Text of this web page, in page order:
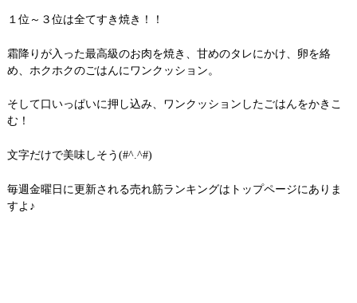
１位～３位は全てすき焼き！！
霜降りが入った最高級のお肉を焼き、甘めのタレにかけ、卵を絡
め、ホクホクのごはんにワンクッション。
そして口いっぱいに押し込み、ワンクッションしたごはんをかきこ
む！
文字だけで美味しそう(#^.^#)
毎週金曜日に更新される売れ筋ランキングはトップページにありま
すよ♪